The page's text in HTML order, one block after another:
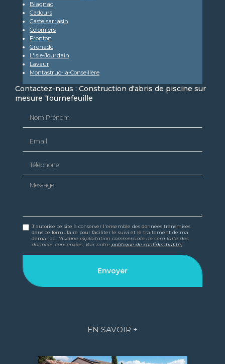
Blagnac
Cadours
Castelsarrasin
Colomiers
Fronton
Grenade
L'Isle-Jourdain
Lavaur
Montastruc-la-Conseillère
Contactez-nous : Construction d'abris de piscine sur
mesure Tournefeuille
Message
J'autorise ce site à conserver l'ensemble des données transmises
dans ce formulaire pour faciliter le suivi et le traitement de ma
demande. (Aucune exploitation commerciale ne sera faite des
données conservées. Voir notrepolitique de confidentialité)
EN SAVOIR +